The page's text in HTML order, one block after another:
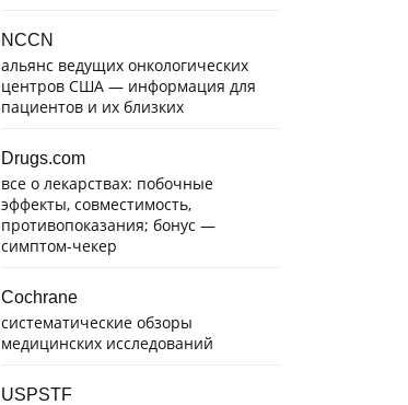
NCCN
альянс ведущих онкологических
центров США — информация для
пациентов и их близких
Drugs.com
все о лекарствах: побочные
эффекты, совместимость,
противопоказания; бонус —
симптом-чекер
Cochrane
систематические обзоры
медицинских исследований
USPSTF